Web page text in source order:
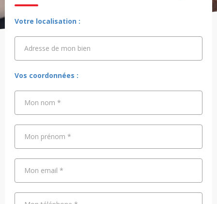
Votre localisation :
Adresse de mon bien
Adresse de mon bien
Vos coordonnées :
Mon nom *
Mon prénom *
Mon email *